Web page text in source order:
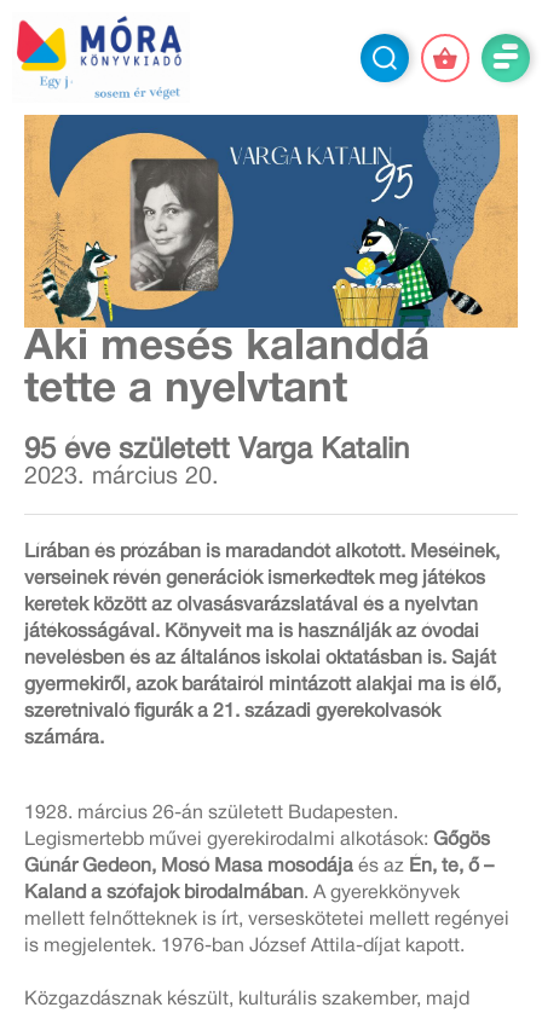
Aki mesés kalanddá
tette a nyelvtant
95 éve született Varga Katalin
2023. március 20.
Lírában és prózában is maradandót alkotott. Meséinek,
verseinek révén generációk ismerkedtek meg játékos
keretek között az olvasásvarázslatával és a nyelvtan
játékosságával. Könyveit ma is használják az óvodai
nevelésben és az általános iskolai oktatásban is. Saját
gyermekiről, azok barátairól mintázott alakjai ma is élő,
szeretnivaló figurák a 21. századi gyerekolvasók
számára.
1928. március 26-án született Budapesten.
Legismertebb művei gyerekirodalmi alkotások: Gőgös
Gúnár Gedeon, Mosó Masa mosodája és az Én, te, ő –
Kaland a szófajok birodalmában. A gyerekkönyvek
mellett felnőtteknek is írt, verseskötetei mellett regényei
is megjelentek. 1976-ban József Attila-díjat kapott.
Közgazdásznak készült, kulturális szakember, majd